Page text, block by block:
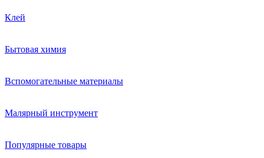
Клей
Бытовая химия
Вспомогательные материалы
Малярный инструмент
Популярные товары